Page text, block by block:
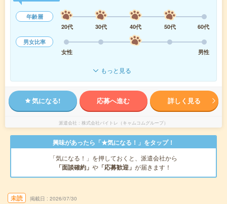
年齢層
20代
30代 40代 50代
60代
男女比率
女性
男性
もっと見る
気になる! 応募へ進む 詳しく見る
派遣会社 株式会社バイトレ（キャムコムグループ）
興味があったら「★気になる！」をタップ！
「気になる！」を押しておくと、派遣会社から
「面談確約」 や 「応募歓迎」 が届きます！
未読 掲載日 2026/07/30